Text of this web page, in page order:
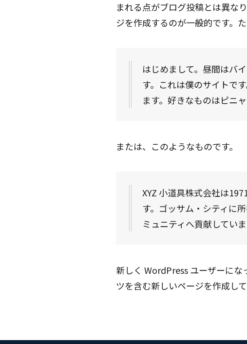
まれる点がブログ投稿とは異な
ジを作成するのが一般的です。
はじめまして。昼間はバ
す。これは僕のサイトで
ます。好きなものはピニ
または、このようなものです。
XYZ 小道具株式会社は
す。ゴッサム・シティに
ミュニティへ貢献していま
新しく WordPress ユーザーにな
ツを含む新しいページを作成し